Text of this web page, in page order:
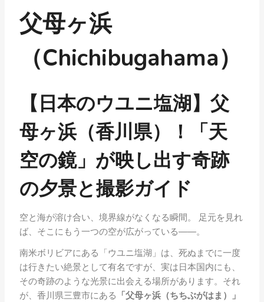
父母ヶ浜
（Chichibugahama）
【日本のウユニ塩湖】父
母ヶ浜（香川県）！「天
空の鏡」が映し出す奇跡
の夕景と撮影ガイド
空と海が溶け合い、境界線がなくなる瞬間。 足元を見れ
ば、そこにもう一つの空が広がっている——。
南米ボリビアにある「ウユニ塩湖」は、死ぬまでに一度
は行きたい絶景として有名ですが、実は日本国内にも、
その奇跡のような光景に出会える場所があります。それ
が、香川県三豊市にある 「父母ヶ浜（ちちぶがはま）」